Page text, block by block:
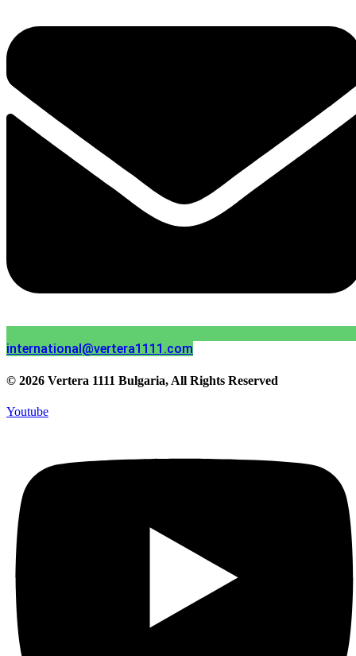
international@vertera1111.com
© 2026 Vertera 1111 Bulgaria, All Rights Reserved
Youtube